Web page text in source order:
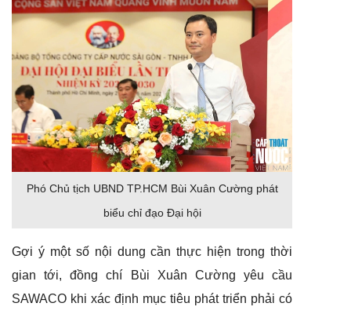
Phó Chủ tịch UBND TP.HCM Bùi Xuân Cường phát
biểu chỉ đạo Đại hội
Gợi ý một số nội dung cần thực hiện trong thời
gian tới, đồng chí Bùi Xuân Cường yêu cầu
SAWACO khi xác định mục tiêu phát triển phải có